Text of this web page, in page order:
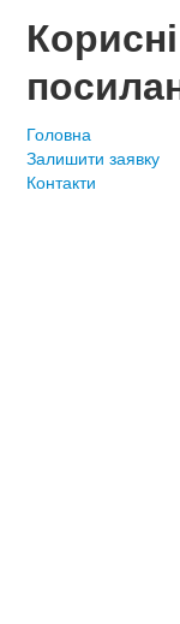
Корисні
Головна
Залишити заявку
Контакти